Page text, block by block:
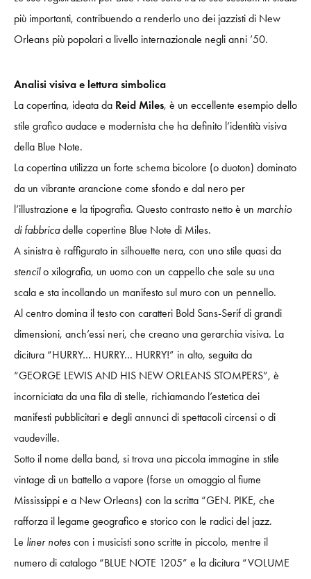
più importanti, contribuendo a renderlo uno dei jazzisti di New
Orleans più popolari a livello internazionale negli anni ’50.
Analisi visiva e lettura simbolica
La copertina, ideata da Reid Miles, è un eccellente esempio dello
stile grafico audace e modernista che ha definito l’identità visiva
della Blue Note.
La copertina utilizza un forte schema bicolore (o duoton) dominato
da un vibrante arancione come sfondo e dal nero per
l’illustrazione e la tipografia. Questo contrasto netto è un marchio
di fabbricadelle copertine Blue Note di Miles.
A sinistra è raffigurato in silhouette nera, con uno stile quasi da
stencilo xilografia, un uomo con un cappello che sale su una
scala e sta incollando un manifesto sul muro con un pennello.
Al centro domina il testo con caratteri Bold Sans-Serif di grandi
dimensioni, anch’essi neri, che creano una gerarchia visiva. La
dicitura “HURRY… HURRY… HURRY!” in alto, seguita da
“GEORGE LEWIS AND HIS NEW ORLEANS STOMPERS”, è
incorniciata da una fila di stelle, richiamando l’estetica dei
manifesti pubblicitari e degli annunci di spettacoli circensi o di
vaudeville.
Sotto il nome della band, si trova una piccola immagine in stile
vintage di un battello a vapore (forse un omaggio al fiume
Mississippi e a New Orleans) con la scritta “GEN. PIKE, che
rafforza il legame geografico e storico con le radici del jazz.
Le liner notes con i musicisti sono scritte in piccolo, mentre il
numero di catalogo “BLUE NOTE 1205” e la dicitura “VOLUME